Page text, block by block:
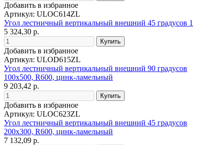
Добавить в избранное
Артикул: ULOC614ZL
Угол лестничный вертикальный внешний 45 градусов 1
5 324,30 р.
Добавить в избранное
Артикул: ULOD615ZL
Угол лестничный вертикальный внешний 90 градусов
100х500, R600, цинк-ламельный
9 203,42 р.
Добавить в избранное
Артикул: ULOC623ZL
Угол лестничный вертикальный внешний 45 градусов
200х300, R600, цинк-ламельный
7 132,09 р.